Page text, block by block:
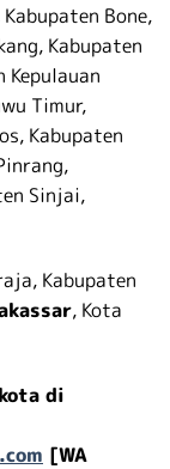
Bone,
Kabupaten
Kepulauan
Timur,
Kabupaten
Sinjai,
Kabupaten
, Kota
di
[WA